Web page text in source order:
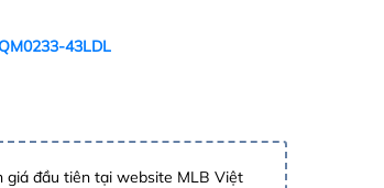
43LDL
giá đầu tiên tại website MLB Việt